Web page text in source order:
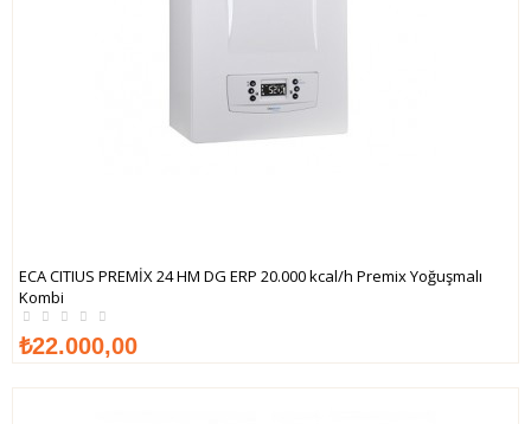
ECA CITIUS PREMİX 24 HM DG ERP 20.000 kcal/h Premix Yoğuşmalı
Kombi
₺22.000,00